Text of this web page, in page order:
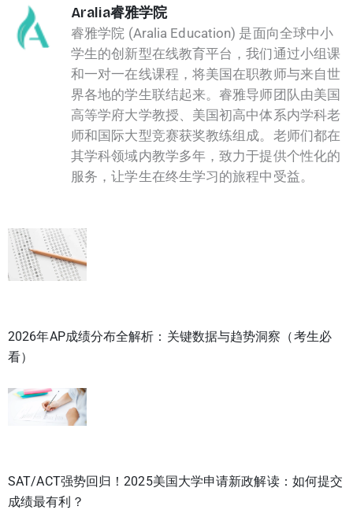
Aralia睿雅学院
睿雅学院 (Aralia Education) 是面向全球中小
学生的创新型在线教育平台，我们通过小组课
和一对一在线课程，将美国在职教师与来自世
界各地的学生联结起来。睿雅导师团队由美国
高等学府大学教授、美国初高中体系内学科老
师和国际大型竞赛获奖教练组成。老师们都在
其学科领域内教学多年，致力于提供个性化的
服务，让学生在终生学习的旅程中受益。
2026年AP成绩分布全解析：关键数据与趋势洞察（考生必
看）
SAT/ACT强势回归！2025美国大学申请新政解读：如何提交
成绩最有利？